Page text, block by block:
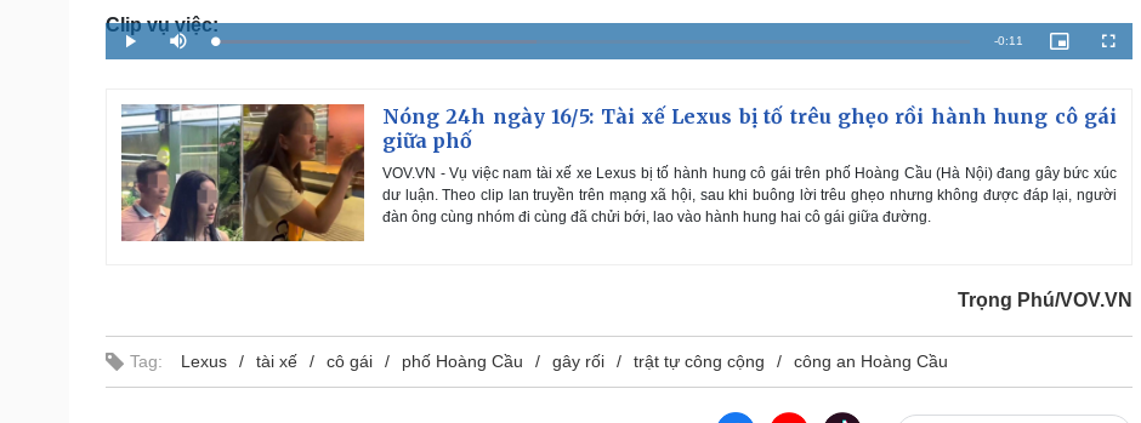
Clip vụ việc:
P
l
M
u
L
o
6
%
R
m
n
-0:11
P
i
e
P
i
c
F
u
c
r
Nóng 24h ngày 16/5: Tài xế Lexus bị tố trêu ghẹo rồi hành hung cô gái
giữa phố
VOV.VN - Vụ việc nam tài xế xe Lexus bị tố hành hung cô gái trên phố Hoàng Cầu (Hà Nội) đang gây bức xúc
dư luận. Theo clip lan truyền trên mạng xã hội, sau khi buông lời trêu ghẹo nhưng không được đáp lại, người
đàn ông cùng nhóm đi cùng đã chửi bới, lao vào hành hung hai cô gái giữa đường.
Trọng Phú/VOV.VN
Tag: Lexus tài xế cô gái phố Hoàng Cầu gây rối trật tự công cộng công an Hoàng Cầu